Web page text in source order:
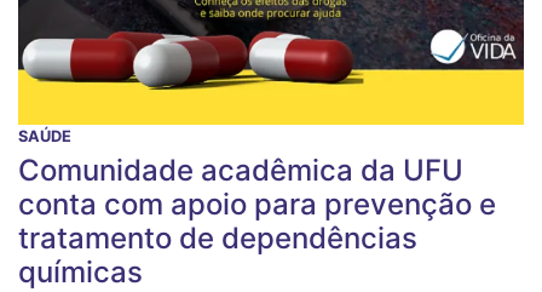
SAÚDE
Comunidade acadêmica da UFU
conta com apoio para prevenção e
tratamento de dependências
químicas